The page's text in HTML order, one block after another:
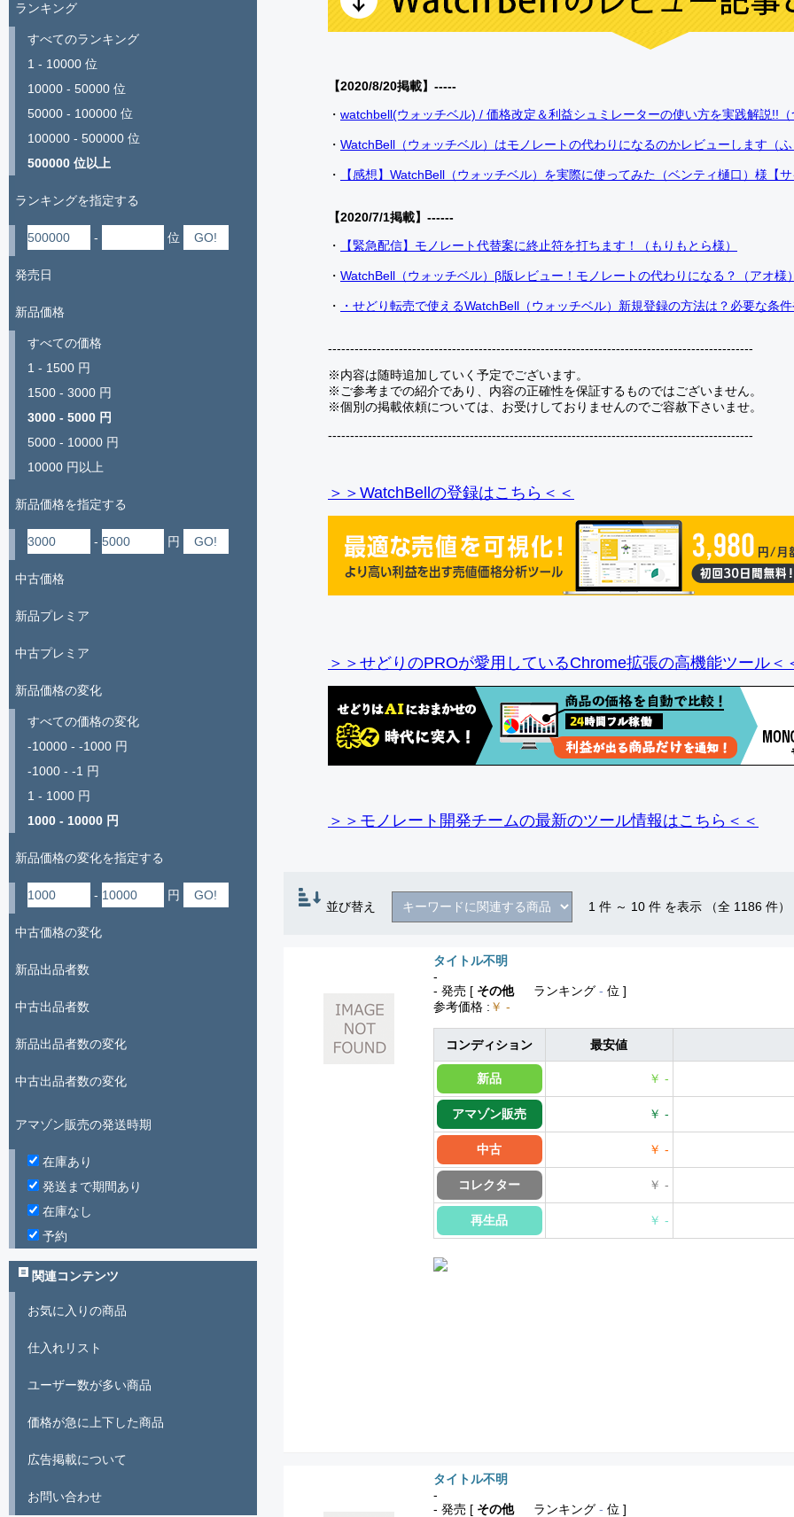
【2020/8/20掲載】-----
・ watchbell(ウォッチベル) / 価格改定＆利益シュミレーターの使い方を実践解説!!
・ WatchBell（ウォッチベル）はモノレートの代わりになるのかレビューします（
・ 【感想】WatchBell（ウォッチベル）を実際に使ってみた（ベンティ樋口）様【
【2020/7/1掲載】------
・
【緊急配信】モノレート代替案に終止符を打ちます！（もりもとら様）
・ WatchBell（ウォッチベル）β版レビュー！モノレートの代わりになる？（アオ様
・ ・せどり転売で使えるWatchBell（ウォッチベル）新規登録の方法は？必要な条
------------------------------------------------------------------------------------------------
※内容は随時追加していく予定でございます。
※ご参考までの紹介であり、内容の正確性を保証するものではございません。
※個別の掲載依頼については、お受けしておりませんのでご容赦下さいませ。
------------------------------------------------------------------------------------------------
＞＞WatchBellの登録はこちら＜＜
＞＞せどりのPROが愛用しているChrome拡張の高機能ツール＜
＞＞モノレート開発チームの最新のツール情報はこちら＜＜
並び替え 1 件 ～ 10 件 を表示 （全 1186 件）
タイトル不明
-
- 発売 [ その他 ランキング - 位 ]
参考価格 : ￥ -
コンディション 最安値
新品 ￥ -
アマゾン販売 ￥ -
中古 ￥ -
コレクター ￥ -
再生品 ￥ -
タイトル不明
-
- 発売 [ その他 ランキング - 位 ]
ランキング
すべてのランキング
1 - 10000 位
10000 - 50000 位
50000 - 100000 位
100000 - 500000 位
500000 位以上
ランキングを指定する
- 位
発売日
新品価格
すべての価格
1 - 1500 円
1500 - 3000 円
3000 - 5000 円
5000 - 10000 円
10000 円以上
新品価格を指定する
- 円
中古価格
新品プレミア
中古プレミア
新品価格の変化
すべての価格の変化
-10000 - -1000 円
-1000 - -1 円
1 - 1000 円
1000 - 10000 円
新品価格の変化を指定する
- 円
中古価格の変化
新品出品者数
中古出品者数
新品出品者数の変化
中古出品者数の変化
アマゾン販売の発送時期
在庫あり
発送まで期間あり
在庫なし
予約
関連コンテンツ
お気に入りの商品
仕入れリスト
ユーザー数が多い商品
価格が急に上下した商品
広告掲載について
お問い合わせ